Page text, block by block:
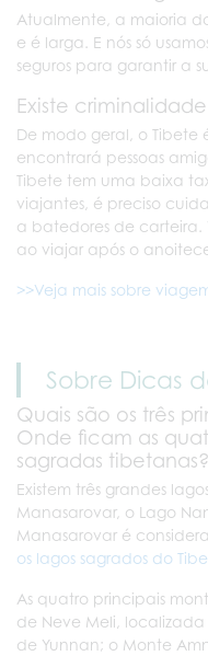
Atualmente, a maioria
e é larga. E nós só
seguros para garantir a
Existe
De modo geral, o Tibete
encontrará pessoas
Tibete tem uma baixa
viajantes, é preciso
a batedores de
ao viajar após o
>>Veja mais sobre
Sobre Dicas
Quais são os três
Onde ficam as
sagradas tibetanas?
Existem três grandes
Manasarovar, o Lago
Manasarovar é
os lagos sagrados do
As quatro principais
de Neve Meli,
de Yunnan; o Monte